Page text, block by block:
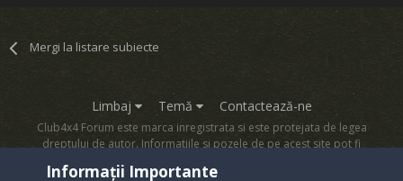
Mergi la listare subiecte
Limbaj Temă Contactează-ne
Club4x4 Forum este marca inregistrata si este protejata de legea
dreptului de autor. Informatiile si pozele de pe acest site pot fi
Powered by Invision Community
Informații Importante